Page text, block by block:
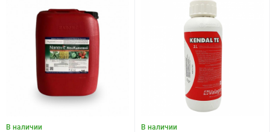
В наличии В наличии